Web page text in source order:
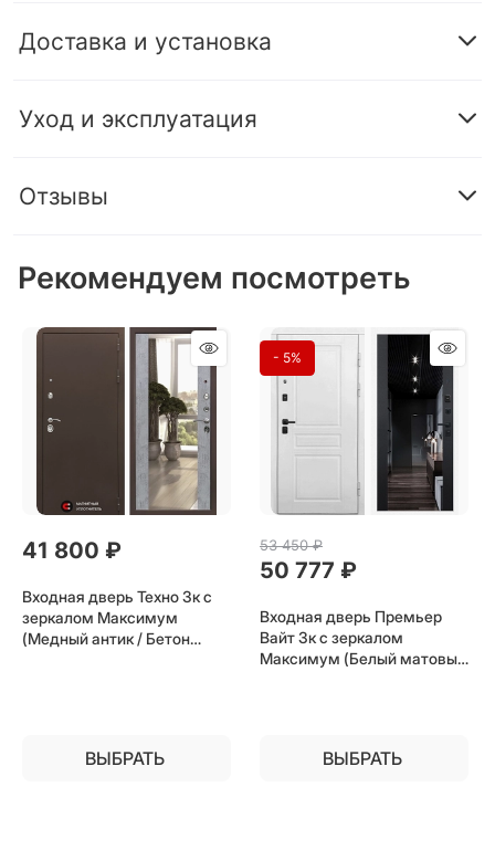
Доставка и установка
Уход и эксплуатация
Отзывы
Рекомендуем посмотреть
41 800 ₽
Входная дверь Техно 3к с
зеркалом Максимум
(Медный антик / Бетон
ВЫБРАТЬ
- 5%
53 450 ₽
50 777 ₽
Входная дверь Премьер
Вайт 3к с зеркалом
Максимум (Белый матовый
ВЫБРАТЬ